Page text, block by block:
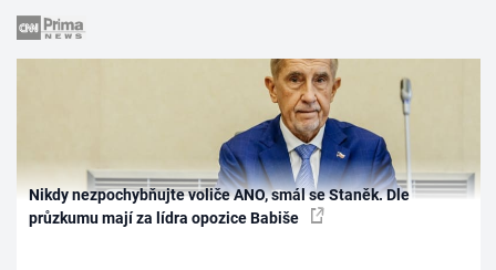
Nikdy nezpochybňujte voliče ANO, smál se Staněk. Dle
průzkumu mají za lídra opozice Babiše